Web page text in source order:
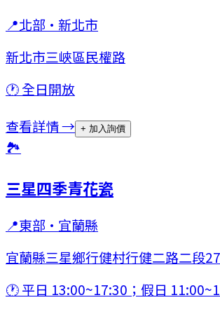
📍北部 · 新北市
新北市三峽區民權路
🕐全日開放
查看詳情 → + 加入詢價
🏞
三星四季青花瓷
📍東部 · 宜蘭縣
宜蘭縣三星鄉行健村行健二路二段
🕐平日 13:00~17:30；假日